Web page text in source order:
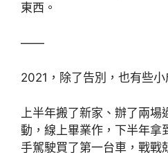
東西。
——
2021，除了告別，也有些小
上半年搬了新家、辦了兩
動，線上畢業作，下半年拿
手駕駛買了第一台車，戰